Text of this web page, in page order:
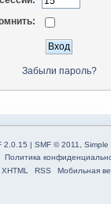
Забыли пароль?
2.0.15 | SMF © 2011
Simple
Политика
XHTML
RSS Мобильная